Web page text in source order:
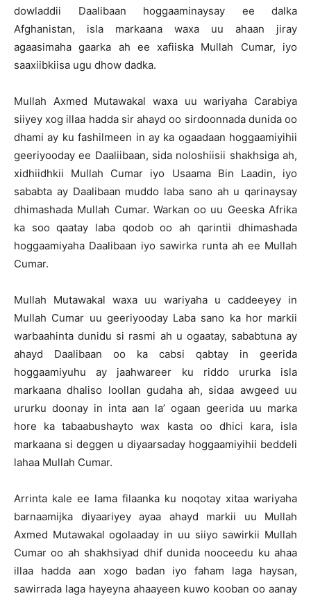
dowladdii Daalibaan hoggaaminaysay ee dalka
Afghanistan, isla markaana waxa uu ahaan jiray
agaasimaha gaarka ah ee xafiiska Mullah Cumar, iyo
saaxiibkiisa ugu dhow dadka.
Mullah Axmed Mutawakal waxa uu wariyaha Carabiya
siiyey xog illaa hadda sir ahayd oo sirdoonnada dunida oo
dhami ay ku fashilmeen in ay ka ogaadaan hoggaamiyihii
geeriyooday ee Daaliibaan, sida noloshiisii shakhsiga ah,
xidhiidhkii Mullah Cumar iyo Usaama Bin Laadin, iyo
sababta ay Daalibaan muddo laba sano ah u qarinaysay
dhimashada Mullah Cumar. Warkan oo uu Geeska Afrika
ka soo qaatay laba qodob oo ah qarintii dhimashada
hoggaamiyaha Daalibaan iyo sawirka runta ah ee Mullah
Cumar.
Mullah Mutawakal waxa uu wariyaha u caddeeyey in
Mullah Cumar uu geeriyooday Laba sano ka hor markii
warbaahinta dunidu si rasmi ah u ogaatay, sababtuna ay
ahayd Daalibaan oo ka cabsi qabtay in geerida
hoggaamiyuhu ay jaahwareer ku riddo ururka isla
markaana dhaliso loollan gudaha ah, sidaa awgeed uu
ururku doonay in inta aan la’ ogaan geerida uu marka
hore ka tabaabushayto wax kasta oo dhici kara, isla
markaana si deggen u diyaarsaday hoggaamiyihii beddeli
lahaa Mullah Cumar.
Arrinta kale ee lama filaanka ku noqotay xitaa wariyaha
barnaamijka diyaariyey ayaa ahayd markii uu Mullah
Axmed Mutawakal ogolaaday in uu siiyo sawirkii Mullah
Cumar oo ah shakhsiyad dhif dunida nooceedu ku ahaa
illaa hadda aan xogo badan iyo faham laga haysan,
sawirrada laga hayeyna ahaayeen kuwo kooban oo aanay